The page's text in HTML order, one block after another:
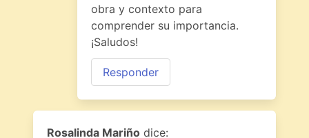
obra y contexto para
comprender su importancia.
¡Saludos!
Responder
Rosalinda Mariño dice: